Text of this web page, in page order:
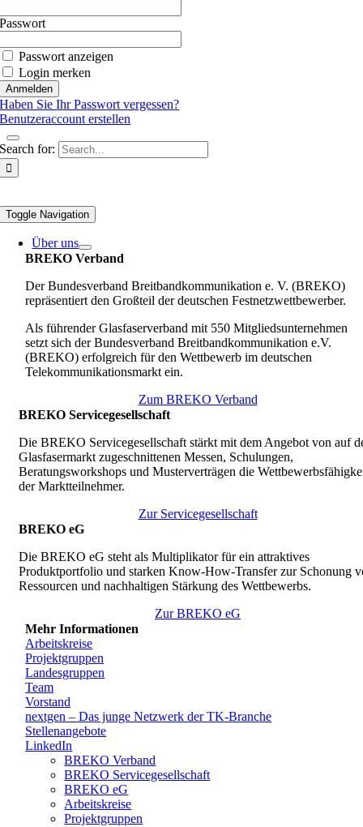
Passwort
Passwort anzeigen
Login merken
Haben Sie Ihr Passwort vergessen?
Benutzeraccount erstellen
Search for:
Toggle Navigation
Über uns
BREKO Verband
Der Bundesverband Breitbandkommunikation e. V. (BREKO)
repräsentiert den Großteil der deutschen Festnetzwettbewerber.
Als führender Glasfaserverband mit 550 Mitgliedsunternehmen
setzt sich der Bundesverband Breitbandkommunikation e.V.
(BREKO) erfolgreich für den Wettbewerb im deutschen
Telekommunikationsmarkt ein.
Zum BREKO Verband
BREKO Servicegesellschaft
Die BREKO Servicegesellschaft stärkt mit dem Angebot von auf
Glasfasermarkt zugeschnittenen Messen, Schulungen,
Beratungsworkshops und Musterverträgen die
der Marktteilnehmer.
Zur Servicegesellschaft
BREKO eG
Die BREKO eG steht als Multiplikator für ein attraktives
Produktportfolio und starken Know-How-Transfer zur Schonung
Ressourcen und nachhaltigen Stärkung des Wettbewerbs.
Zur BREKO eG
Mehr Informationen
Arbeitskreise
Projektgruppen
Landesgruppen
Team
Vorstand
nextgen – Das junge Netzwerk der TK-Branche
Stellenangebote
LinkedIn
BREKO Verband
BREKO Servicegesellschaft
BREKO eG
Arbeitskreise
Projektgruppen